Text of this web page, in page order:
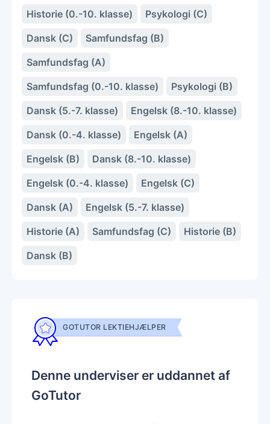
Historie (0.-10. klasse)
Psykologi (C)
Dansk (C)
Samfundsfag (B)
Samfundsfag (A)
Samfundsfag (0.-10. klasse)
Psykologi (B)
Dansk (5.-7. klasse)
Engelsk (8.-10. klasse)
Dansk (0.-4. klasse)
Engelsk (A)
Engelsk (B)
Dansk (8.-10. klasse)
Engelsk (0.-4. klasse)
Engelsk (C)
Dansk (A)
Engelsk (5.-7. klasse)
Historie (A)
Samfundsfag (C)
Historie (B)
Dansk (B)
GOTUTOR LEKTIEHJÆLPER
Denne underviser er uddannet af
GoTutor